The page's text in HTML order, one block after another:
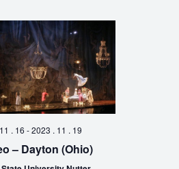
. 16 -2023 . 11 . 19
– Dayton (Ohio)